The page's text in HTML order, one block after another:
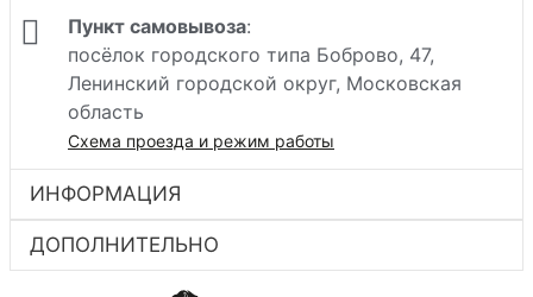
Пункт самовывоза:
посёлок городского типа Боброво, 47,
Ленинский городской округ, Московская
область
Схема проезда и режим работы
ИНФОРМАЦИЯ
ДОПОЛНИТЕЛЬНО